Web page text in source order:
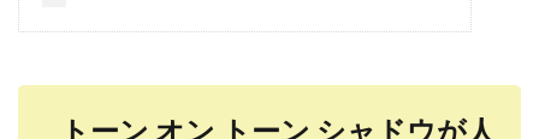
トーン オン トーン シャドウが人